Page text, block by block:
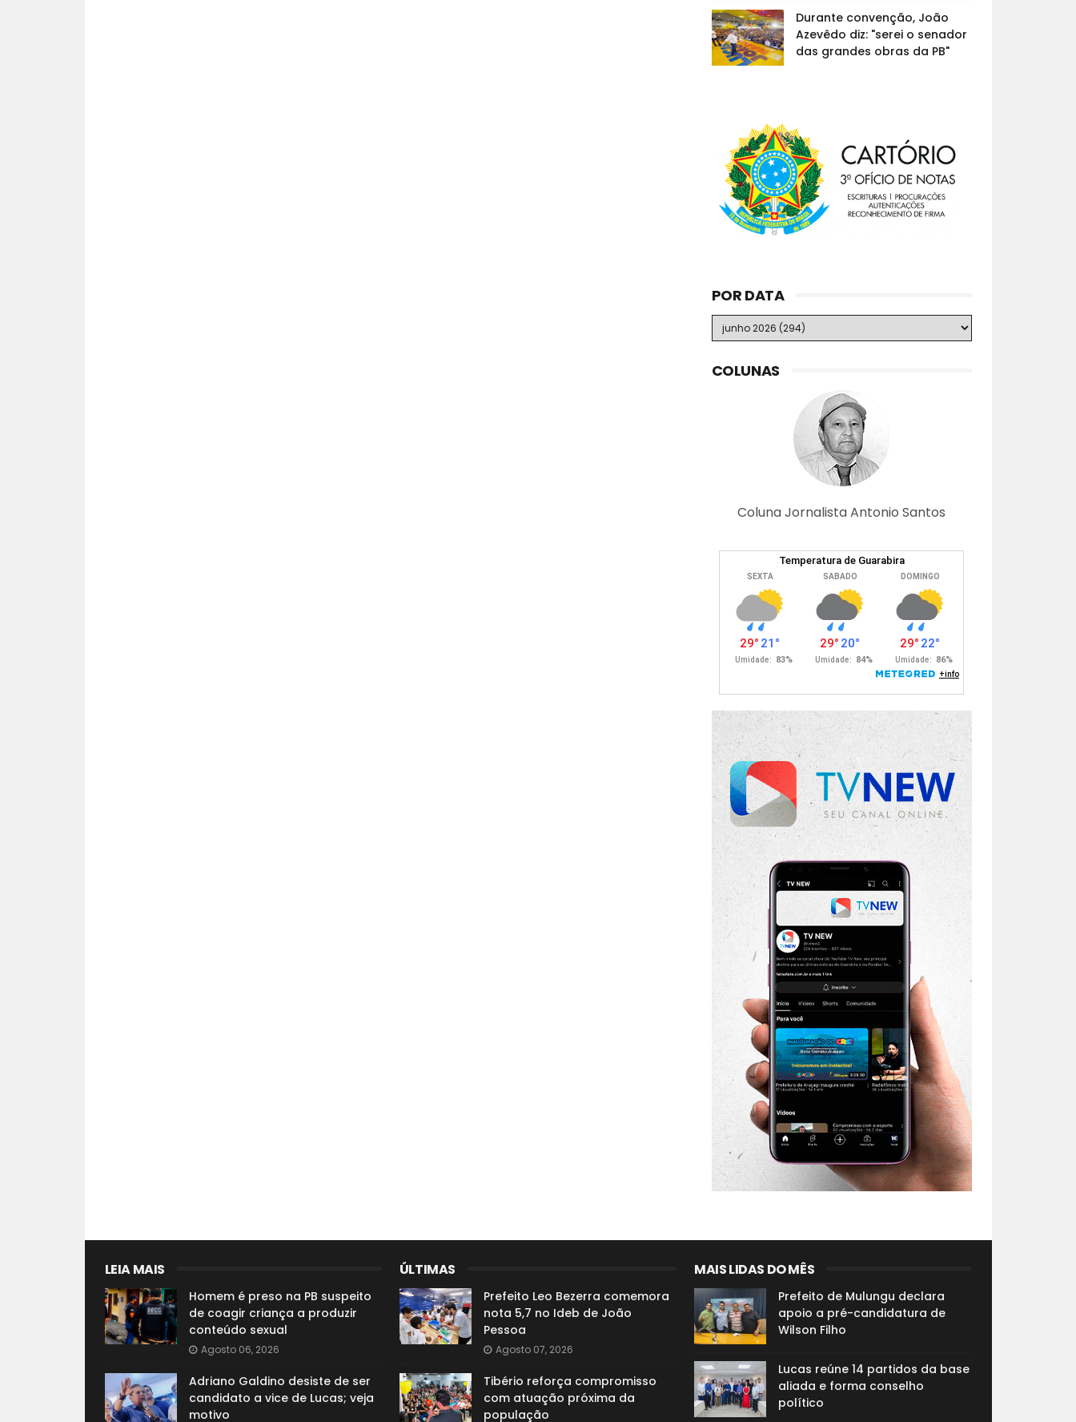
Durante convenção, João
Azevêdo diz: "serei o senador
das grandes obras da PB"
POR DATA
COLUNAS
Coluna Jornalista Antonio Santos
LEIA MAIS
Homem é preso na PB suspeito
de coagir criança a produzir
conteúdo sexual
Agosto 06, 2026
Adriano Galdino desiste de ser
candidato a vice de Lucas; veja
motivo
ÚLTIMAS
Prefeito Leo Bezerra comemora
nota 5,7 no Ideb de João
Pessoa
Agosto 07, 2026
Tibério reforça compromisso
com atuação próxima da
população
MAIS LIDAS DO MÊS
Prefeito de Mulungu declara
apoio a pré-candidatura de
Wilson Filho
Lucas reúne 14 partidos da base
aliada e forma conselho
político